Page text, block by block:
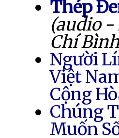
Thép
(audio
Chí
Người
Việt
Cộng
Chúng
Muốn